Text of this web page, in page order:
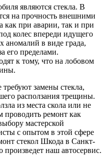
являются стекла. В
на прочность внешними
как при аварии, так и при
колес впереди идущего
аномалий в виде града,
его пределами.
к тому, что на лобовом
замены стекла,
расползания трещины.
из места скола или не
проводить ремонт как
мастерской
с опытом в этой сфере
стекол Шкода в Санкт-
произведет наш автосервис.